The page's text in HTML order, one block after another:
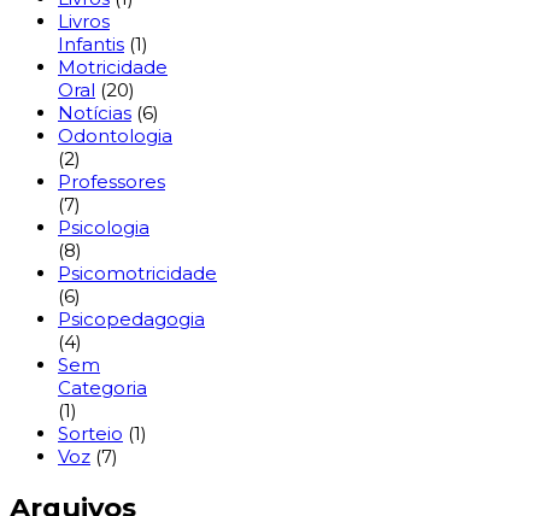
Livros
Infantis (1)
Motricidade
Oral (20)
Notícias (6)
Odontologia
(2)
Professores
(7)
Psicologia
(8)
Psicomotricidade
(6)
Psicopedagogia
(4)
Sem
Categoria
(1)
Sorteio (1)
Voz (7)
Arquivos